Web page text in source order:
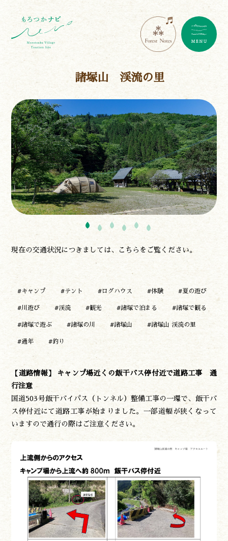
諸塚山 渓流の里
現在の交通状況につきましては、こちらをご覧ください。
#キャンプ #テント #ログハウス #体験 #夏の遊び
#川遊び #渓流 #観光 #諸塚で泊まる #諸塚で観る
#諸塚で遊ぶ #諸塚の川 #諸塚山 #諸塚山 渓流の里
#通年 #釣り
【道路情報】 キャンプ場近くの飯干バス停付近で道路工事 通
行注意
国道503号飯干バイパス（トンネル）整備工事の一環で、飯干バ
ス停付近にて道路工事が始まりました。一部道幅が狭くなって
いますので通行の際はご注意ください。